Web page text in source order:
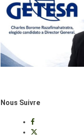
Nous Suivre